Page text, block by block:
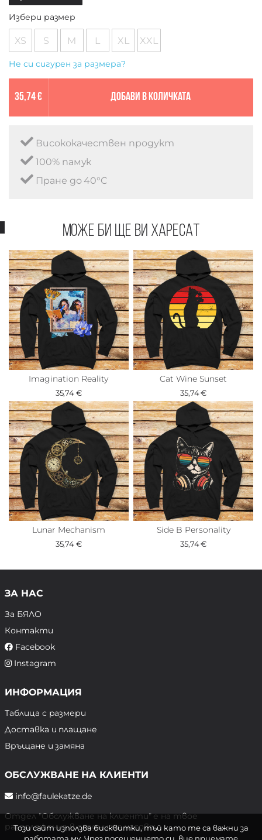
Избери размер
XS S M L XL XXL
Не си сигурен за размера?
35,74 € Добави в количката
Висококачествен продукт
100% памук
Пране до 40°C
Може би ще ви харесат
Imagination Reality
35,74 €
Cat Wine Sunset
35,74 €
Lunar Mechanism
35,74 €
Side B Personality
35,74 €
ЗА НАС
За БЯЛО
Контакти
Facebook
Instagram
ИНФОРМАЦИЯ
Таблица с размери
Доставка и плащане
Връщане и замяна
ОБСЛУЖВАНЕ НА КЛИЕНТИ
info@faulekatze.de
Отдел "Обслужване на клиенти" е на твое
разположение в следните часове:
Този сайт използва бисквитки, тъй като те са важни за